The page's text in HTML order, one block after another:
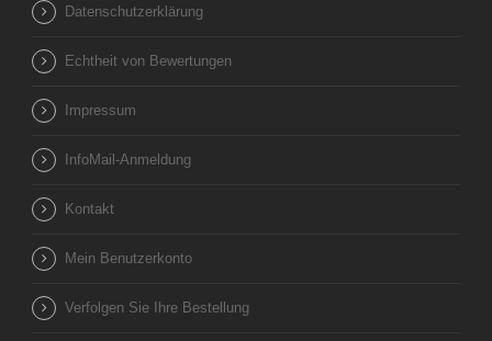
Datenschutzerklärung
Echtheit von Bewertungen
Impressum
InfoMail-Anmeldung
Kontakt
Mein Benutzerkonto
Verfolgen Sie Ihre Bestellung